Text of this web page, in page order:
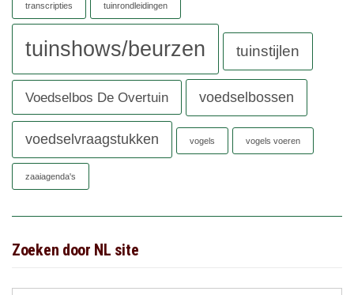
transcripties tuinrondleidingen
tuinshows/beurzen tuinstijlen
Voedselbos De Overtuin voedselbossen
voedselvraagstukken vogels vogels voeren
zaaiagenda's
Zoeken door NL site